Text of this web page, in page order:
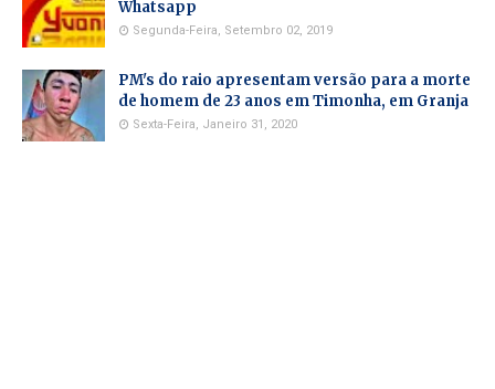
Whatsapp
Segunda-Feira, Setembro 02, 2019
PM's do raio apresentam versão para a morte
de homem de 23 anos em Timonha, em Granja
Sexta-Feira, Janeiro 31, 2020